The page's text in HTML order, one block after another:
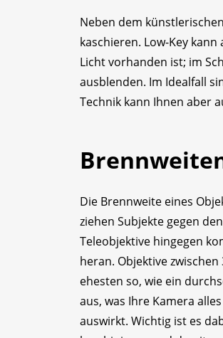
Neben dem
kaschieren. Low-Key
Licht vorhanden ist; im
ausblenden. Im Idealfall
Technik kann Ihnen aber
Die Brennweite eines
ziehen Subjekte gegen
Teleobjektive hingegen
heran. Objektive
ehesten so, wie ein
aus, was Ihre Kamera
auswirkt. Wichtig ist es